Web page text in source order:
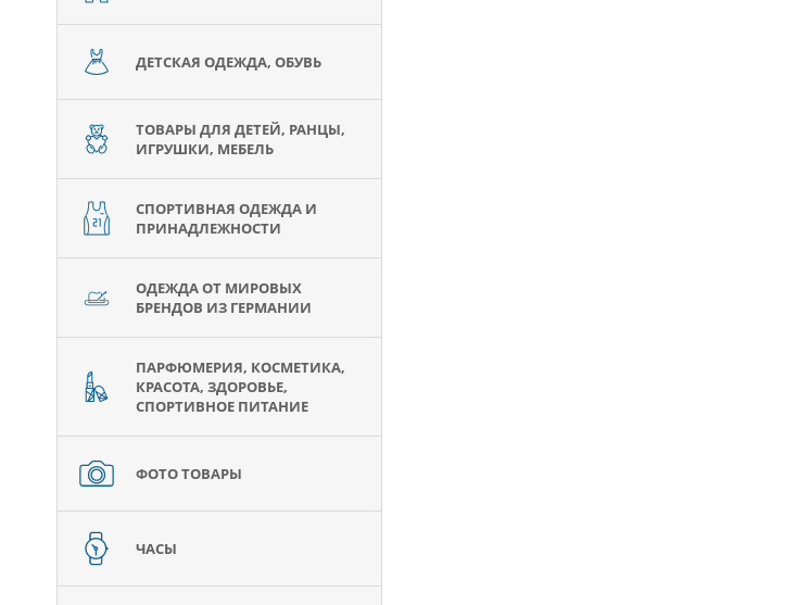
ДЕТСКАЯ ОДЕЖДА, ОБУВЬ
ТОВАРЫ ДЛЯ ДЕТЕЙ, РАНЦЫ,
ИГРУШКИ, МЕБЕЛЬ
СПОРТИВНАЯ ОДЕЖДА И
ПРИНАДЛЕЖНОСТИ
ОДЕЖДА ОТ МИРОВЫХ
БРЕНДОВ ИЗ ГЕРМАНИИ
ПАРФЮМЕРИЯ, КОСМЕТИКА,
КРАСОТА, ЗДОРОВЬЕ,
СПОРТИВНОЕ ПИТАНИЕ
ФОТО ТОВАРЫ
ЧАСЫ